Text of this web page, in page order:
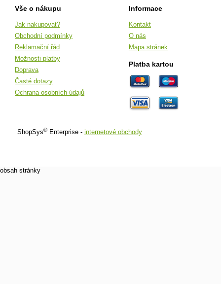
Vše o nákupu
Jak nakupovat?
Obchodní podmínky
Reklamační řád
Možnosti platby
Doprava
Časté dotazy
Ochrana osobních údajů
Informace
Kontakt
O nás
Mapa stránek
Platba kartou
ShopSys® Enterprise - internetové obchody
obsah stránky